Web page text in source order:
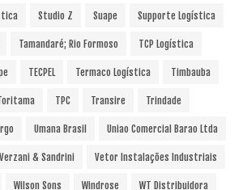
Studio Z Suape Supporte Logística
Tamandaré; Rio Formoso TCP Logística
TECPEL Termaco Logística Timbauba
TPC Transire Trindade
Umana Brasil Uniao Comercial Barao Ltda
Verzani & Sandrini Vetor Instalações Industriais
Wilson Sons Windrose WT Distribuidora